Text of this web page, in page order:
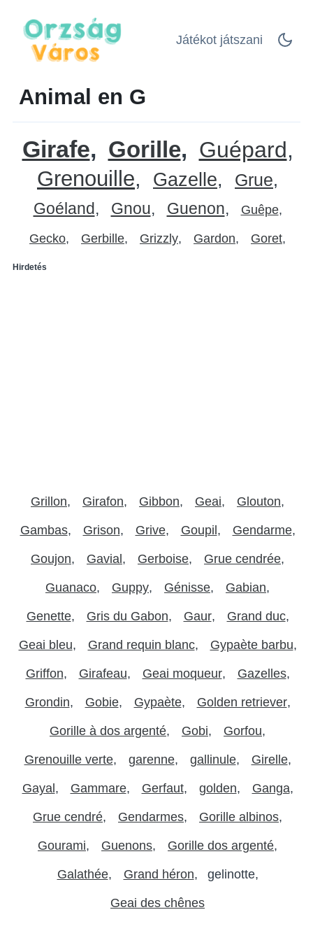
Játékot játszani
Animal en G
Girafe Gorille Guépard
Grenouille Gazelle Grue
Goéland Gnou Guenon Guêpe
Gecko Gerbille Grizzly Gardon Goret
Hirdetés
Grillon Girafon Gibbon Geai Glouton
Gambas Grison Grive Goupil Gendarme
Goujon Gavial Gerboise Grue cendrée
Guanaco Guppy Génisse Gabian
Genette Gris du Gabon Gaur Grand duc
Geai bleu Grand requin blanc Gypaète barbu
Griffon Girafeau Geai moqueur Gazelles
Grondin Gobie Gypaète Golden retriever
Gorille à dos argenté Gobi Gorfou
Grenouille verte garenne gallinule Girelle
Gayal Gammare Gerfaut golden Ganga
Grue cendré Gendarmes Gorille albinos
Gourami Guenons Gorille dos argenté
Galathée Grand héron gelinotte
Geai des chênes